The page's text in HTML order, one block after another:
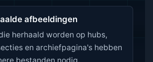
afbeeldingen
herhaald worden op hubs,
en archiefpagina's hebben
bestanden nodig.